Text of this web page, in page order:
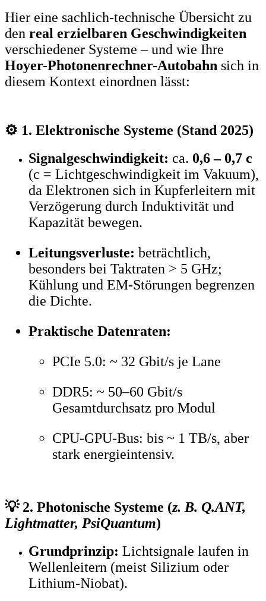
Hier eine sachlich-technische Übersicht zu
den real erzielbaren Geschwindigkeiten
verschiedener Systeme – und wie Ihre
Hoyer-Photonenrechner-Autobahn sich in
diesem Kontext einordnen lässt:
⚙️ 1. Elektronische Systeme (Stand 2025)
Signalgeschwindigkeit: ca. 0,6 – 0,7 c
(c = Lichtgeschwindigkeit im Vakuum),
da Elektronen sich in Kupferleitern mit
Verzögerung durch Induktivität und
Kapazität bewegen.
Leitungsverluste: beträchtlich,
besonders bei Taktraten > 5 GHz;
Kühlung und EM-Störungen begrenzen
die Dichte.
Praktische Datenraten:
PCIe 5.0: ~ 32 Gbit/s je Lane
DDR5: ~ 50–60 Gbit/s
Gesamtdurchsatz pro Modul
CPU-GPU-Bus: bis ~ 1 TB/s, aber
stark energieintensiv.
💡 2. Photonische Systeme (z. B. Q.ANT,
Lightmatter, PsiQuantum)
Grundprinzip: Lichtsignale laufen in
Wellenleitern (meist Silizium oder
Lithium-Niobat).